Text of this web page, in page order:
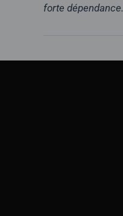
forte dépendance.